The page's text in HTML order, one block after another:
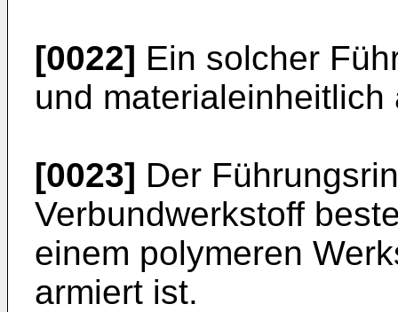
[0022] Ein solcher
und
[0023] Der
Verbundwerkstoff
einem polymeren
armiert ist.